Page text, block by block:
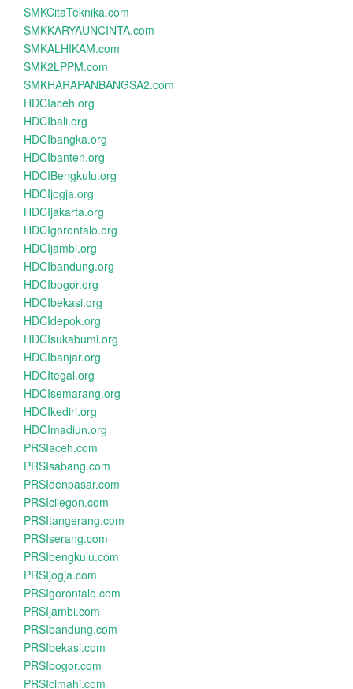
SMKCitaTeknika.com
SMKKARYAUNCINTA.com
SMKALHIKAM.com
SMK2LPPM.com
SMKHARAPANBANGSA2.com
HDCIaceh.org
HDCIbali.org
HDCIbangka.org
HDCIbanten.org
HDCIBengkulu.org
HDCIjogja.org
HDCIjakarta.org
HDCIgorontalo.org
HDCIjambi.org
HDCIbandung.org
HDCIbogor.org
HDCIbekasi.org
HDCIdepok.org
HDCIsukabumi.org
HDCIbanjar.org
HDCItegal.org
HDCIsemarang.org
HDCIkediri.org
HDCImadiun.org
PRSIaceh.com
PRSIsabang.com
PRSIdenpasar.com
PRSIcilegon.com
PRSItangerang.com
PRSIserang.com
PRSIbengkulu.com
PRSIjogja.com
PRSIgorontalo.com
PRSIjambi.com
PRSIbandung.com
PRSIbekasi.com
PRSIbogor.com
PRSIcimahi.com